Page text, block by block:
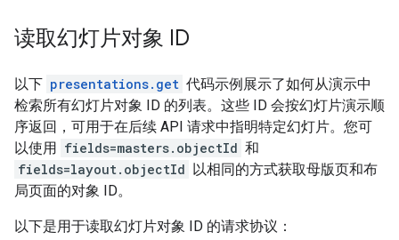
读取幻灯片对象 ID
以下 presentations.get 代码示例展示了如何从演示中
检索所有幻灯片对象 ID 的列表。这些 ID 会按幻灯片演示顺
序返回，可用于在后续 API 请求中指明特定幻灯片。您可
以使用 fields=masters.objectId 和
fields=layout.objectId 以相同的方式获取母版页和布
局页面的对象 ID。
以下是用于读取幻灯片对象 ID 的请求协议：